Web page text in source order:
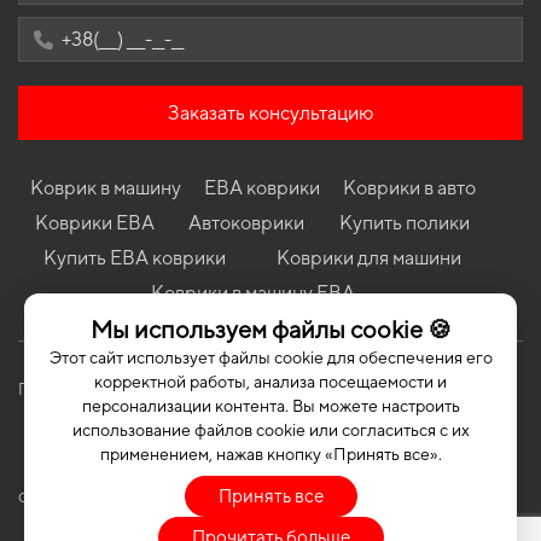
Мы используем файлы cookie 🍪
Этот сайт использует файлы cookie для обеспечения его
корректной работы, анализа посещаемости и
персонализации контента. Вы можете настроить
использование файлов cookie или согласиться с их
применением, нажав кнопку «Принять все».
Принять все
Прочитать больше
Hatchback
Коврики в салон Fiat Albea 2002-2012 I поколение EU Sedan
Коврики Li Xiang Auto L7 2023 - … I поколение China Crossover
Коврики Ford Transit 1994 - 2003 IV поколение EU VAN рест
Коврики Dodge Charger 2005 - 2010 VI поколение USA Sedan
Коврики Lexus GX 460 (URJ150) 2013 - 2023 II поколение EU
Crossover рест 7 - ми местная
Заказать консультацию
Коврик в машину ЕВА коврики
Коврики в авто
Коврики ЕВА
Автоковрики
Купить полики
Купить ЕВА коврики
Коврики для машини
Коврики в машину ЕВА
Политика конфиденциальности Публичная оферта
COPYRIGHT | EVASOTA © 2026 | ALL RIGHTS RESERVED